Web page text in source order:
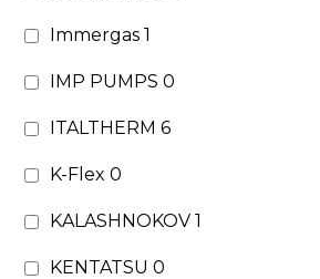
Immergas1
IMP PUMPS0
ITALTHERM6
K-Flex0
KALASHNOKOV1
KENTATSU0